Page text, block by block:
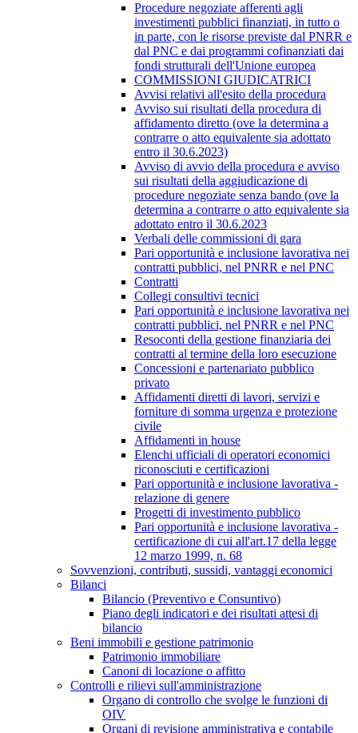
Procedure negoziate afferenti agli
investimenti pubblici finanziati, in tutto o
in parte, con le risorse previste dal PNRR e
dal PNC e dai programmi cofinanziati dai
fondi strutturali dell'Unione europea
COMMISSIONI GIUDICATRICI
Avvisi relativi all'esito della procedura
Avviso sui risultati della procedura di
affidamento diretto (ove la determina a
contrarre o atto equivalente sia adottato
entro il 30.6.2023)
Avviso di avvio della procedura e avviso
sui risultati della aggiudicazione di
procedure negoziate senza bando (ove la
determina a contrarre o atto equivalente sia
adottato entro il 30.6.2023
Verbali delle commissioni di gara
Pari opportunità e inclusione lavorativa nei
contratti pubblici, nel PNRR e nel PNC
Contratti
Collegi consultivi tecnici
Pari opportunità e inclusione lavorativa nei
contratti pubblici, nel PNRR e nel PNC
Resoconti della gestione finanziaria dei
contratti al termine della loro esecuzione
Concessioni e partenariato pubblico
privato
Affidamenti diretti di lavori, servizi e
forniture di somma urgenza e protezione
civile
Affidamenti in house
Elenchi ufficiali di operatori economici
riconosciuti e certificazioni
Pari opportunità e inclusione lavorativa -
relazione di genere
Progetti di investimento pubblico
Pari opportunità e inclusione lavorativa -
certificazione di cui all'art.17 della legge
12 marzo 1999, n. 68
Sovvenzioni, contributi, sussidi, vantaggi economici
Bilanci
Bilancio (Preventivo e Consuntivo)
Piano degli indicatori e dei risultati attesi di
bilancio
Beni immobili e gestione patrimonio
Patrimonio immobiliare
Canoni di locazione o affitto
Controlli e rilievi sull'amministrazione
Organo di controllo che svolge le funzioni di
OIV
Organi di revisione amministrativa e contabile